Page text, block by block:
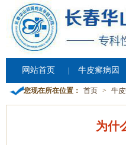
网站首页 牛皮癣病因
您现在所在位置： 首页 > 牛
为什